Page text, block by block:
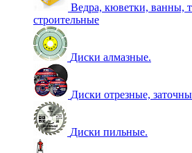
Ведра, кюветки, ванны,
строительные
Диски алмазные.
Диски отрезные,
Диски пильные.